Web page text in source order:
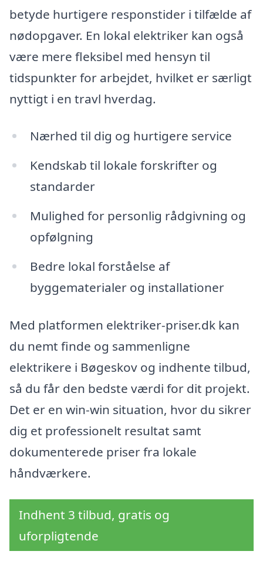
betyde hurtigere responstider i tilfælde af
nødopgaver. En lokal elektriker kan også
være mere fleksibel med hensyn til
tidspunkter for arbejdet, hvilket er særligt
nyttigt i en travl hverdag.
Nærhed til dig og hurtigere service
Kendskab til lokale forskrifter og
standarder
Mulighed for personlig rådgivning og
opfølgning
Bedre lokal forståelse af
byggematerialer og installationer
Med platformen elektriker-priser.dk kan
du nemt finde og sammenligne
elektrikere i Bøgeskov og indhente tilbud,
så du får den bedste værdi for dit projekt.
Det er en win-win situation, hvor du sikrer
dig et professionelt resultat samt
dokumenterede priser fra lokale
håndværkere.
Indhent 3 tilbud, gratis og
uforpligtende